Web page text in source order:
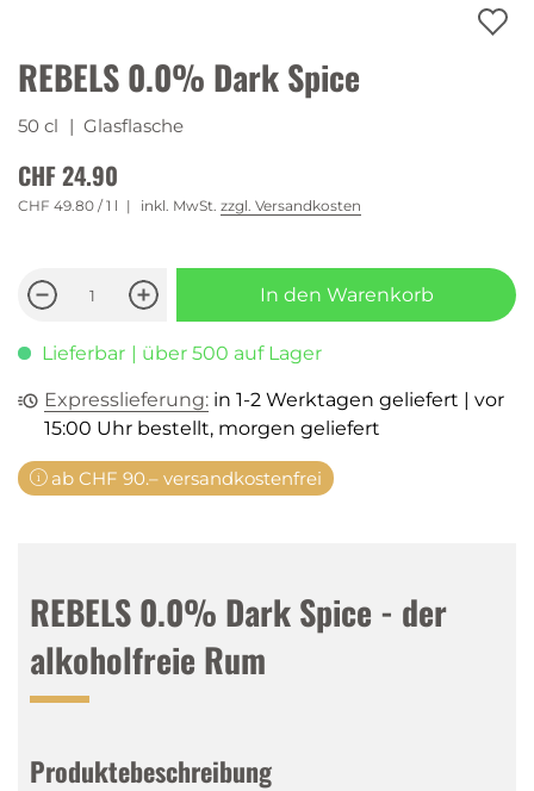
REBELS 0.0% Dark Spice
50 cl | Glasflasche
CHF 24.90
CHF 49.80 / 1 l inkl. MwSt. zzgl. Versandkosten
In den Warenkorb
Lieferbar | über 500 auf Lager
Expresslieferung: in 1-2 Werktagen geliefert | vor
15:00 Uhr bestellt, morgen geliefert
ab CHF 90.– versandkostenfrei
REBELS 0.0% Dark Spice - der
alkoholfreie Rum
Produktebeschreibung